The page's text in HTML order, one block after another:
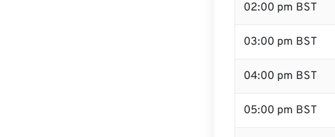
02:00 pm BST
03:00 pm BST
04:00 pm BST
05:00 pm BST